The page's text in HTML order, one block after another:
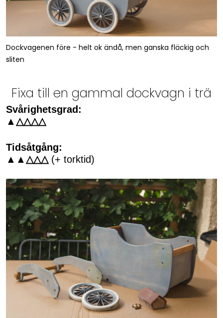
Dockvagenen före - helt ok ändå, men ganska fläckig och
sliten
Fixa till en gammal dockvagn i trä
Svårighetsgrad:
▲△△△△
Tidsåtgång:
▲▲△△△ (+ torktid)